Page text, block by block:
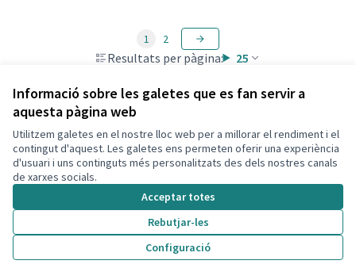
Informació sobre les galetes que es fan servir a
aquesta pàgina web
Utilitzem galetes en el nostre lloc web per a millorar el rendiment i el
contingut d'aquest. Les galetes ens permeten oferir una experiència
d'usuari i uns continguts més personalitzats des dels nostres canals
de xarxes socials.
Acceptar totes
Rebutjar-les
Configuració
Resultats per pàgina: 25
1 2
Termes i condicions d'ús
Configuració de les galetes
Decidim Calafell a X
(Enllaç extern)
Decidim Calafell a Facebook
Decidim Calafell a YouTube
Decidim Calafell a GitHub
(Enllaç extern)
Web creada ambprogramari lliure .
Amb
(Enllaç